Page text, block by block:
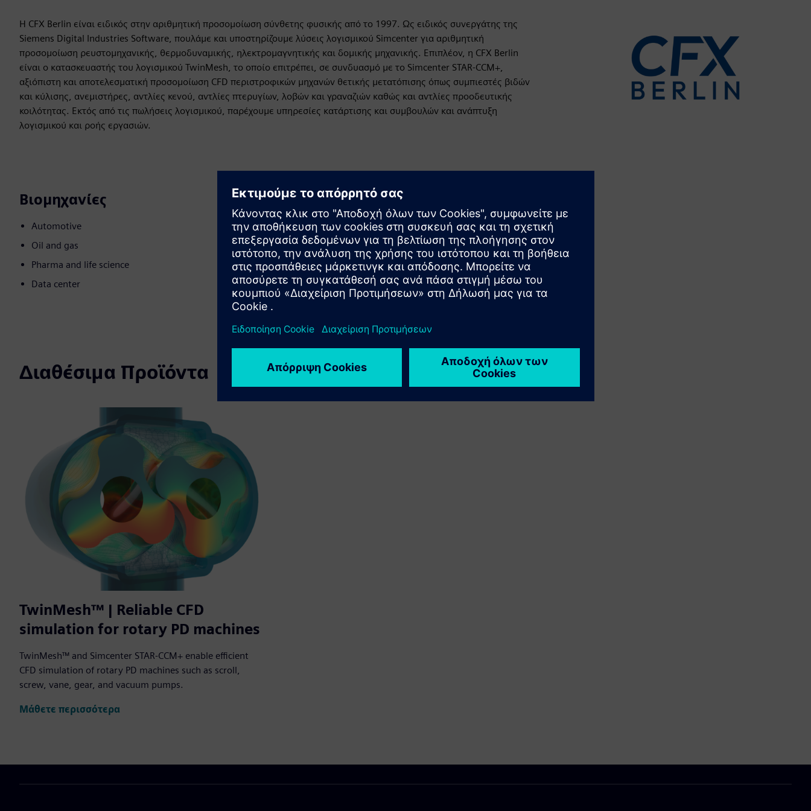
Η CFX Berlin είναι ειδικός στην αριθμητική προσομοίωση σύνθετης φυσικής από το 1997. Ως ειδικός συνεργάτης της
Siemens Digital Industries Software, πουλάμε και υποστηρίζουμε λύσεις λογισμικού Simcenter για αριθμητική
προσομοίωση ρευστομηχανικής, θερμοδυναμικής, ηλεκτρομαγνητικής και δομικής μηχανικής. Επιπλέον, η CFX Berlin
είναι ο κατασκευαστής του λογισμικού TwinMesh, το οποίο επιτρέπει, σε συνδυασμό με το Simcenter STAR-CCM+,
αξιόπιστη και αποτελεσματική προσομοίωση CFD περιστροφικών μηχανών θετικής μετατόπισης όπως συμπιεστές βιδών
και κύλισης, ανεμιστήρες, αντλίες κενού, αντλίες πτερυγίων, λοβών και γραναζιών καθώς και αντλίες προοδευτικής
κοιλότητας. Εκτός από τις πωλήσεις λογισμικού, παρέχουμε υπηρεσίες κατάρτισης και συμβουλών και ανάπτυξη
λογισμικού και ροής εργασιών.
Βιομηχανίες
Automotive
Oil and gas
Pharma and life science
Data center
Κίνηση
Build
Επεκτείνει ή βασίζεται σε ένα προϊόν/λύση Siemens
Xcelerator δημιουργώντας ένα νέο προϊόν ή δημιουργεί
μια νέα λύση για πελάτη μέσω της ενσωμάτωσης του
προϊόντος Siemens Xcelerator με το δικό του προϊόν
Διαθέσιμα Προϊόντα
TwinMesh™ | Reliable CFD
simulation for rotary PD machines
TwinMesh™ and Simcenter STAR-CCM+ enable efficient
CFD simulation of rotary PD machines such as scroll,
screw, vane, gear, and vacuum pumps.
Μάθετε περισσότερα